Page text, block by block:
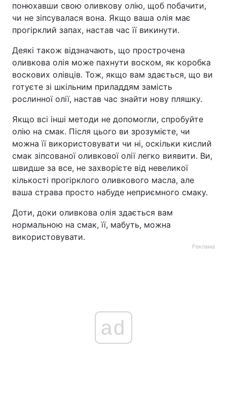
понюхавши свою оливкову олію, щоб побачити,
чи не зіпсувалася вона. Якщо ваша олія має
прогірклий запах, настав час її викинути.
Деякі також відзначають, що прострочена
оливкова олія може пахнути воском, як коробка
воскових олівців. Тож, якщо вам здається, що ви
готуєте зі шкільним приладдям замість
рослинної олії, настав час знайти нову пляшку.
Якщо всі інші методи не допомогли, спробуйте
олію на смак. Після цього ви зрозумієте, чи
можна її використовувати чи ні, оскільки кислий
смак зіпсованої оливкової олії легко виявити. Ви,
швидше за все, не захворієте від невеликої
кількості прогірклого оливкового масла, але
ваша страва просто набуде неприємного смаку.
Доти, доки оливкова олія здається вам
нормальною на смак, її, мабуть, можна
використовувати.
Реклама
ad